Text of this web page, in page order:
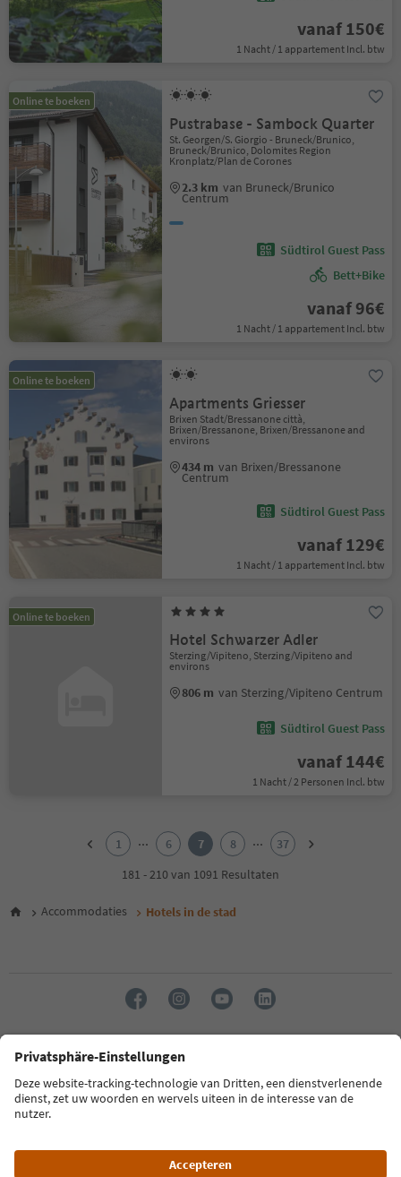
vanaf 150€
1 Nacht / 1 appartement Incl. btw
Online te boeken
Pustrabase - Sambock Quarter
St. Georgen/S. Giorgio - Bruneck/Brunico,
Bruneck/Brunico, Dolomites Region
Kronplatz/Plan de Corones
2.3 km van Bruneck/Brunico
Centrum
Südtirol Guest Pass
Bett+Bike
vanaf 96€
1 Nacht / 1 appartement Incl. btw
Online te boeken
Apartments Griesser
Brixen Stadt/Bressanone città,
Brixen/Bressanone, Brixen/Bressanone and
environs
434 m van Brixen/Bressanone
Centrum
Südtirol Guest Pass
vanaf 129€
1 Nacht / 1 appartement Incl. btw
Online te boeken
Hotel Schwarzer Adler
Sterzing/Vipiteno, Sterzing/Vipiteno and
environs
806 m van Sterzing/Vipiteno Centrum
Südtirol Guest Pass
vanaf 144€
1 Nacht / 2 Personen Incl. btw
6
13
14
16
17
18
20
1 ... 6 7 8 ...
37
181 - 210 van 1091 Resultaten
Accommodaties Hotels in de stad
Taal: Nederlands
FAQ Contactgegevens Pers MICE
Privacybeleid
Toegankelijkheid